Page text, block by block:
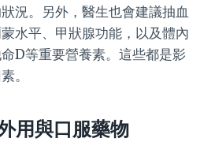
況。另外，醫生也會建議抽血
水平、甲狀腺功能，以及體內
D等重要營養素。這些都是影
。
用與口服藥物